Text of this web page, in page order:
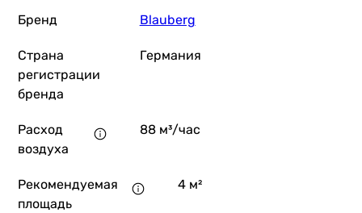
Бренд Blauberg
Страна
регистрации
бренда
Германия
Расход
воздуха
88 м³/час
Рекомендуемая
площадь
4 м²